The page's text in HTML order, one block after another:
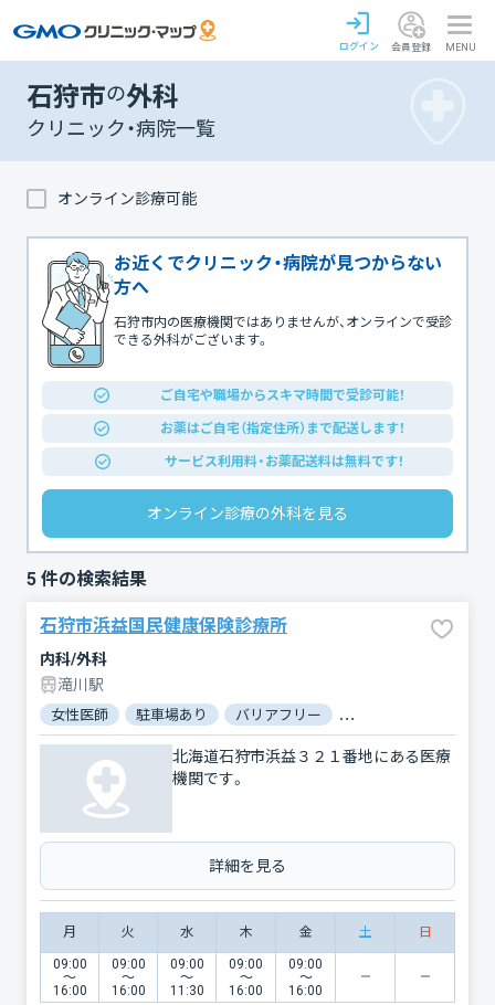
ログイン 会員登録 MENU
石狩市の外科
クリニック・病院一覧
オンライン診療可能
お近くでクリニック・病院が見つからない
方へ
石狩市内の医療機関ではありませんが、オンラインで受診
できる外科がございます。
ご自宅や職場からスキマ時間で受診可能！
お薬はご自宅（指定住所）まで配送します！
サービス利用料・お薬配送料は無料です！
オンライン診療の外科を見る
5 件の検索結果
石狩市浜益国民健康保険診療所
内科/外科
滝川駅
女性医師 駐車場あり バリアフリー 対応言語：英語
北海道石狩市浜益３２１番地にある医療
機関です。
詳細を見る
月 火 水 木 金 土 日
09:00
〜
16:00
09:00
〜
16:00
09:00
〜
11:30
09:00
〜
16:00
09:00
〜
16:00